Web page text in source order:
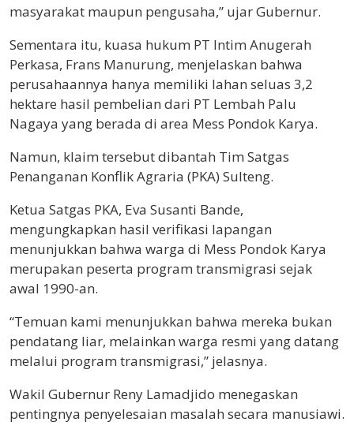
masyarakat maupun pengusaha,” ujar Gubernur.
Sementara itu, kuasa hukum PT Intim Anugerah
Perkasa, Frans Manurung, menjelaskan bahwa
perusahaannya hanya memiliki lahan seluas 3,2
hektare hasil pembelian dari PT Lembah Palu
Nagaya yang berada di area Mess Pondok Karya.
Namun, klaim tersebut dibantah Tim Satgas
Penanganan Konflik Agraria (PKA) Sulteng.
Ketua Satgas PKA, Eva Susanti Bande,
mengungkapkan hasil verifikasi lapangan
menunjukkan bahwa warga di Mess Pondok Karya
merupakan peserta program transmigrasi sejak
awal 1990-an.
“Temuan kami menunjukkan bahwa mereka bukan
pendatang liar, melainkan warga resmi yang datang
melalui program transmigrasi,” jelasnya.
Wakil Gubernur Reny Lamadjido menegaskan
pentingnya penyelesaian masalah secara manusiawi.